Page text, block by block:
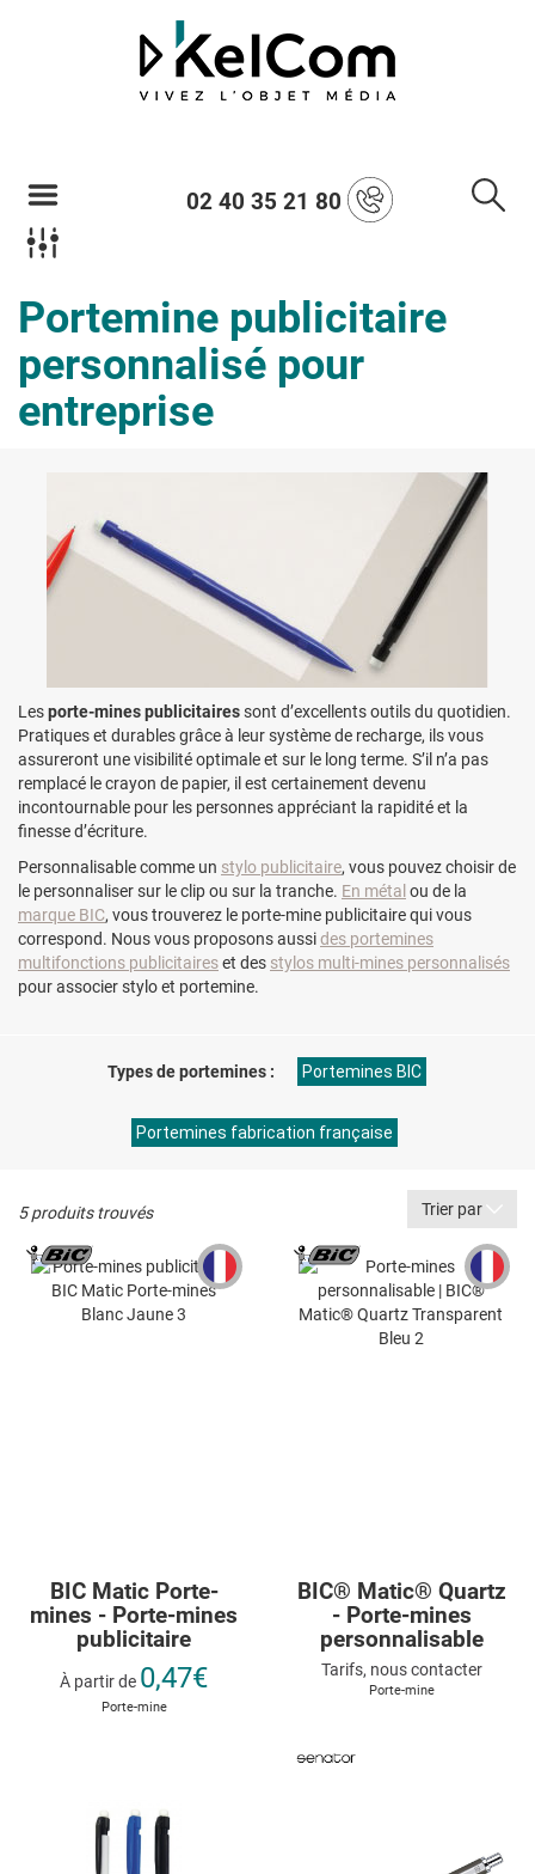
02 40 35 21 80
Portemine publicitaire
personnalisé pour
entreprise
Lesporte-mines publicitairessont d’excellents outils du quotidien.
Pratiques et durables grâce à leur système de recharge, ils vous
assureront une visibilité optimale et sur le long terme. S’il n’a pas
remplacé le crayon de papier, il est certainement devenu
incontournable pour les personnes appréciant la rapidité et la
finesse d’écriture.
Personnalisable comme un stylo publicitaire, vous pouvez choisir de
le personnaliser sur le clip ou sur la tranche. En métal ou de la
marque BIC, vous trouverez le porte-mine publicitaire qui vous
correspond. Nous vous proposons aussides portemines
multifonctions publicitaireset des stylos multi-mines personnalisés
pour associer stylo et portemine.
Types de portemines : Portemines BIC
Portemines fabrication française
5 produits trouvés Trier par
BIC Matic Porte-
mines - Porte-mines
publicitaire
À partir de 0,47€
Porte-mine
BIC® Matic® Quartz
- Porte-mines
personnalisable
Tarifs, nous contacter
Porte-mine